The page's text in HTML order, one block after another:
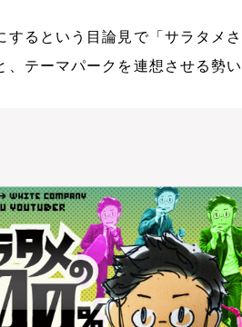
するという目論見で「サラタメ
、テーマパークを連想させる勢